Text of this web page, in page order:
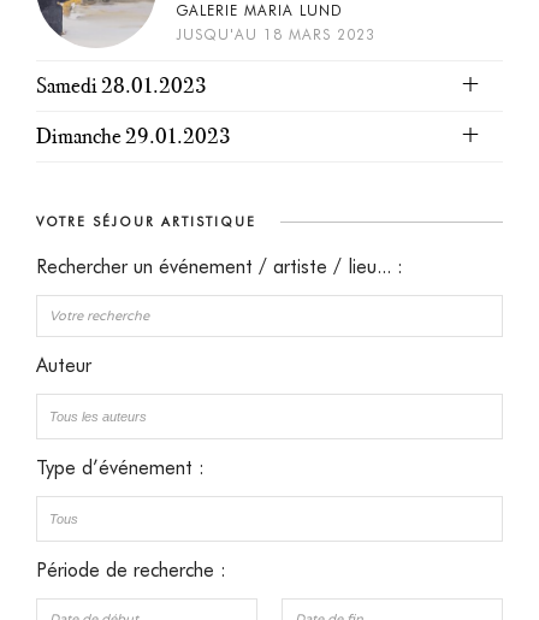
GALERIE MARIA LUND
JUSQU'AU 18 MARS 2023
Samedi 28.01.2023
Dimanche 29.01.2023
VOTRE SÉJOUR ARTISTIQUE
Rechercher un événement / artiste / lieu... :
Auteur
Type d’événement :
Période de recherche :